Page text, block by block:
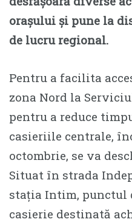
orașului și pune la
de lucru regional.
Pentru a facilita
zona Nord la
pentru a reduce
casieriile centrale,
octombrie, se va
Situat în strada
stația Intim, punctul
casierie destinată